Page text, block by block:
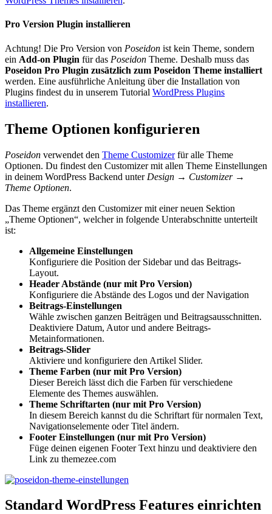
Pro Version Plugin installieren
Achtung! Die Pro Version von Poseidon ist kein Theme, sondern
ein Add-on Plugin für das Poseidon Theme. Deshalb muss das
Poseidon Pro Plugin zusätzlich zum Poseidon Theme installiert
werden. Eine ausführliche Anleitung über die Installation von
Plugins findest du in unserem Tutorial WordPress Plugins
installieren.
Theme Optionen konfigurieren
Poseidon verwendet den Theme Customizerfür alle Theme
Optionen. Du findest den Customizer mit allen Theme Einstellungen
in deinem WordPress Backend unterDesign → Customizer →
Theme Optionen.
Das Theme ergänzt den Customizer mit einer neuen Sektion
„Theme Optionen“, welcher in folgende Unterabschnitte unterteilt
ist:
Allgemeine Einstellungen
Konfiguriere die Position der Sidebar und das Beitrags-
Layout.
Header Abstände (nur mit Pro Version)
Konfiguriere die Abstände des Logos und der Navigation
Beitrags-Einstellungen
Wähle zwischen ganzen Beiträgen und Beitragsausschnitten.
Deaktiviere Datum, Autor und andere Beitrags-
Metainformationen.
Beitrags-Slider
Aktiviere und konfiguriere den Artikel Slider.
Theme Farben (nur mit Pro Version)
Dieser Bereich lässt dich die Farben für verschiedene
Elemente des Themes auswählen.
Theme Schriftarten (nur mit Pro Version)
In diesem Bereich kannst du die Schriftart für normalen Text,
Navigationselemente oder Titel ändern.
Footer Einstellungen (nur mit Pro Version)
Füge deinen eigenen Footer Text hinzu und deaktiviere den
Link zu themezee.com
Standard WordPress Features einrichten